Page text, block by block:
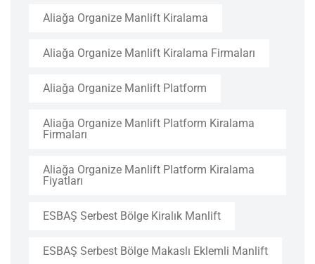
Aliağa Organize Manlift Kiralama
Aliağa Organize Manlift Kiralama Firmaları
Aliağa Organize Manlift Platform
Aliağa Organize Manlift Platform Kiralama
Firmaları
Aliağa Organize Manlift Platform Kiralama
Fiyatları
ESBAŞ Serbest Bölge Kiralık Manlift
ESBAŞ Serbest Bölge Makaslı Eklemli Manlift